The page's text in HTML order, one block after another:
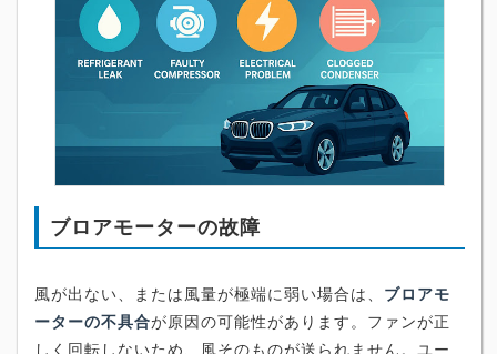
ブロアモーターの故障
風が出ない、または風量が極端に弱い場合は、 ブロアモ
ーターの不具合が原因の可能性があります。ファンが正
しく回転しないため、風そのものが送られません。ユー